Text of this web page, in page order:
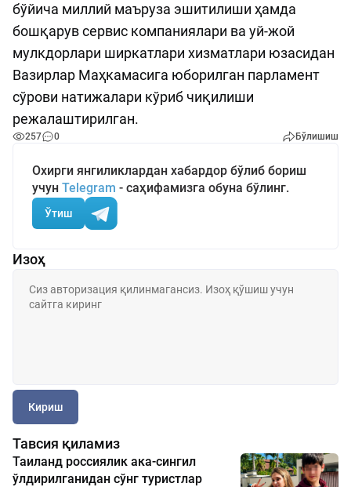
бўйича миллий маъруза эшитилиши ҳамда
бошқарув сервис компаниялари ва уй-жой
мулкдорлари ширкатлари хизматлари юзасидан
Вазирлар Маҳкамасига юборилган парламент
сўрови натижалари кўриб чиқилиши
режалаштирилган.
257 0 Бўлишиш
Охирги янгиликлардан хабардор бўлиб бориш
учун Telegram - саҳифамизга обуна бўлинг.
Ўтиш
Изоҳ
Кириш
Тавсия қиламиз
Таиланд россиялик ака-сингил
ўлдирилганидан сўнг туристлар